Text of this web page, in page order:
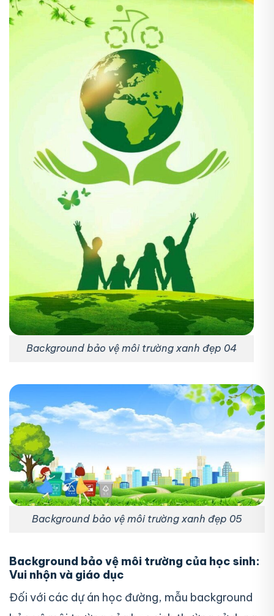
Background bảo vệ môi trường xanh đẹp 04
Background bảo vệ môi trường xanh đẹp 05
Background bảo vệ môi trường của học sinh:
Vui nhộn và giáo dục
Đối với các dự án học đường, mẫu background